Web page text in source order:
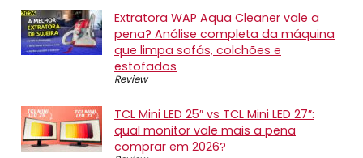
Extratora WAP Aqua Cleaner vale a
pena? Análise completa da máquina
que limpa sofás, colchões e
estofados
Review
TCL Mini LED 25″ vs TCL Mini LED 27″:
qual monitor vale mais a pena
comprar em 2026?